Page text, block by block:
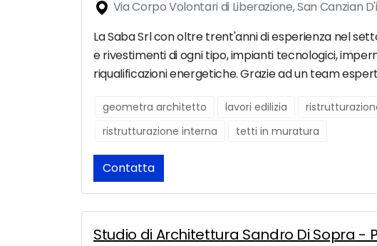
Via Corpo Volontari di Liberazione, San Canzian
La Saba Srl con oltre trent'anni di esperienza nel
e rivestimenti di ogni tipo, impianti tecnologici,
riqualificazioni energetiche. Grazie ad un team
geometra architetto lavori edilizia
ristrutturazione interna
tetti in muratura
Contatta
Studio di Architettura Sandro Di Sopra -